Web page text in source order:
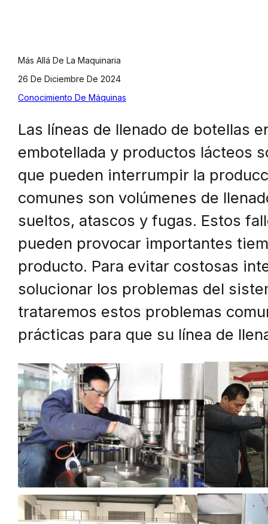
Más Allá De La Maquinaria
26 De Diciembre De 2024
Conocimiento De Máquinas
Las líneas de llenado de botellas
embotellada y productos lácteos
que pueden interrumpir la
comunes son volúmenes de
sueltos, atascos y fugas. Estos
pueden provocar importantes
producto. Para evitar costosas
solucionar los problemas del
trataremos estos problemas
prácticas para que su línea de